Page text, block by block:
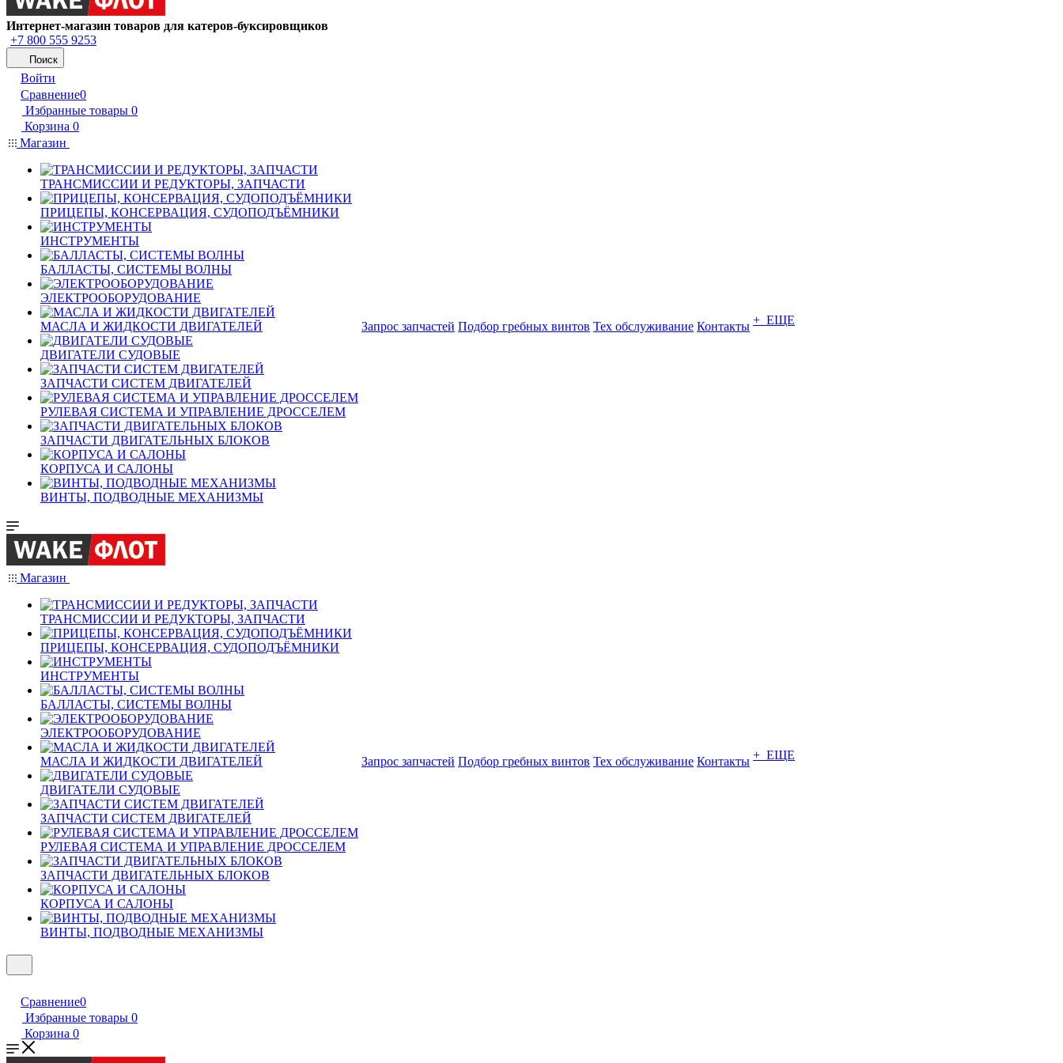
Интернет-магазин товаров для катеров-буксировщиков
+7 800 555 9253
Поиск
Войти
Сравнение0
Избранные товары 0
Корзина 0
Магазин
ТРАНСМИССИИ И РЕДУКТОРЫ, ЗАПЧАСТИ
ПРИЦЕПЫ, КОНСЕРВАЦИЯ, СУДОПОДЪЁМНИКИ
ИНСТРУМЕНТЫ
БАЛЛАСТЫ, СИСТЕМЫ ВОЛНЫ
ЭЛЕКТРООБОРУДОВАНИЕ
МАСЛА И ЖИДКОСТИ ДВИГАТЕЛЕЙ
ДВИГАТЕЛИ СУДОВЫЕ
ЗАПЧАСТИ СИСТЕМ ДВИГАТЕЛЕЙ
РУЛЕВАЯ СИСТЕМА И УПРАВЛЕНИЕ ДРОССЕЛЕМ
ЗАПЧАСТИ ДВИГАТЕЛЬНЫХ БЛОКОВ
КОРПУСА И САЛОНЫ
ВИНТЫ, ПОДВОДНЫЕ МЕХАНИЗМЫ
Запрос запчастей Подбор гребных винтов Тех обслуживание Контакты + ЕЩЕ
Магазин
ТРАНСМИССИИ И РЕДУКТОРЫ, ЗАПЧАСТИ
ПРИЦЕПЫ, КОНСЕРВАЦИЯ, СУДОПОДЪЁМНИКИ
ИНСТРУМЕНТЫ
БАЛЛАСТЫ, СИСТЕМЫ ВОЛНЫ
ЭЛЕКТРООБОРУДОВАНИЕ
МАСЛА И ЖИДКОСТИ ДВИГАТЕЛЕЙ
ДВИГАТЕЛИ СУДОВЫЕ
ЗАПЧАСТИ СИСТЕМ ДВИГАТЕЛЕЙ
РУЛЕВАЯ СИСТЕМА И УПРАВЛЕНИЕ ДРОССЕЛЕМ
ЗАПЧАСТИ ДВИГАТЕЛЬНЫХ БЛОКОВ
КОРПУСА И САЛОНЫ
ВИНТЫ, ПОДВОДНЫЕ МЕХАНИЗМЫ
Запрос запчастей Подбор гребных винтов Тех обслуживание Контакты + ЕЩЕ
Сравнение0
Избранные товары 0
Корзина 0